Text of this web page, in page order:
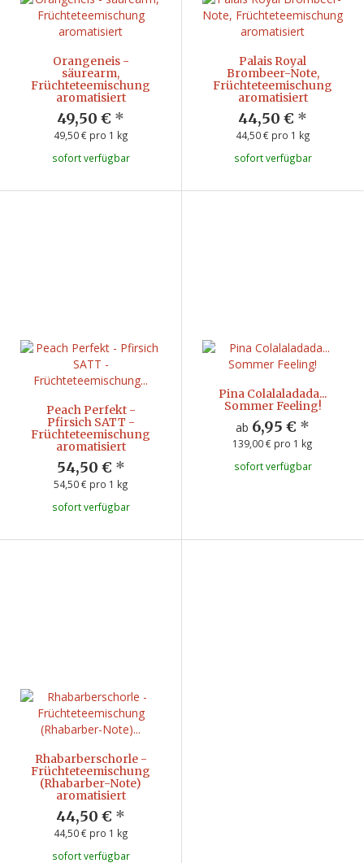
Orangeneis -
säurearm,
Früchteteemischung
aromatisiert
49,50 € *
49,50 € pro 1 kg
sofort verfügbar
Palais Royal
Brombeer-Note,
Früchteteemischung
aromatisiert
44,50 € *
44,50 € pro 1 kg
sofort verfügbar
Peach Perfekt -
Pfirsich SATT -
Früchteteemischung
aromatisiert
54,50 € *
54,50 € pro 1 kg
sofort verfügbar
Pina Colalaladada...
Sommer Feeling!
ab 6,95 € *
139,00 € pro 1 kg
sofort verfügbar
Rhabarberschorle -
Früchteteemischung
(Rhabarber-Note)
aromatisiert
44,50 € *
44,50 € pro 1 kg
sofort verfügbar